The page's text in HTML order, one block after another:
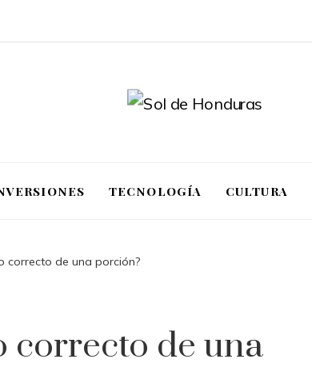
TECNOLOGÍA CULTURA
correcto de una porción?
correcto de una